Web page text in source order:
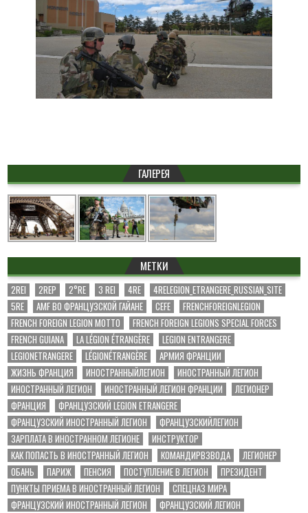
ГАЛЕРЕЯ
МЕТКИ
2REI 2REP 2°RE 3 REI 4RE
4RELEGION_ETRANGERE_RUSSIAN_SITE
5RE
AMF ВО ФРАНЦУЗСКОЙ ГАЙАНЕ CEFE
FRENCHFOREIGNLEGION
FRENCH FOREIGN LEGION MOTTO
FRENCH FOREIGN LEGIONS SPECIAL FORCES
FRENCH GUIANA
LA LÉGION ÉTRANGÈRE
LEGION ENTRANGERE
LEGIONETRANGERE
LÉGIONÉTRANGÈRE
АРМИЯ ФРАНЦИИ
ЖИЗНЬ ФРАНЦИЯ
ИНОСТРАННЫЙЛЕГИОН
ИНОСТРАННЫЙ ЛЕГИОН
ИНОСТРАННЫЙ ЛЕГИОН
ИНОСТРАННЫЙ ЛЕГИОН ФРАНЦИИ
ЛЕГИОНЕР
ФРАНЦИЯ
ФРАНЦУЗСКИЙ LEGION ETRANGERE
ФРАНЦУЗСКИЙ ИНОСТРАННЫЙ ЛЕГИОН
ФРАНЦУЗСКИЙЛЕГИОН
ЗАРПЛАТА В ИНОСТРАННОМ ЛЕГИОНЕ
ИНСТРУКТОР
КАК ПОПАСТЬ В ИНОСТРАННЫЙ ЛЕГИОН
КОМАНДИРВЗВОДА
ЛЕГИОНЕР
ОБАНЬ
ПАРИЖ ПЕНСИЯ ПОСТУПЛЕНИЕ В ЛЕГИОН
ПРЕЗИДЕНТ
ПУНКТЫ ПРИЕМА В ИНОСТРАННЫЙ ЛЕГИОН
СПЕЦНАЗ МИРА
ФРАНЦУЗСКИЙ ИНОСТРАННЫЙ ЛЕГИОН
ФРАНЦУЗСКИЙ ЛЕГИОН